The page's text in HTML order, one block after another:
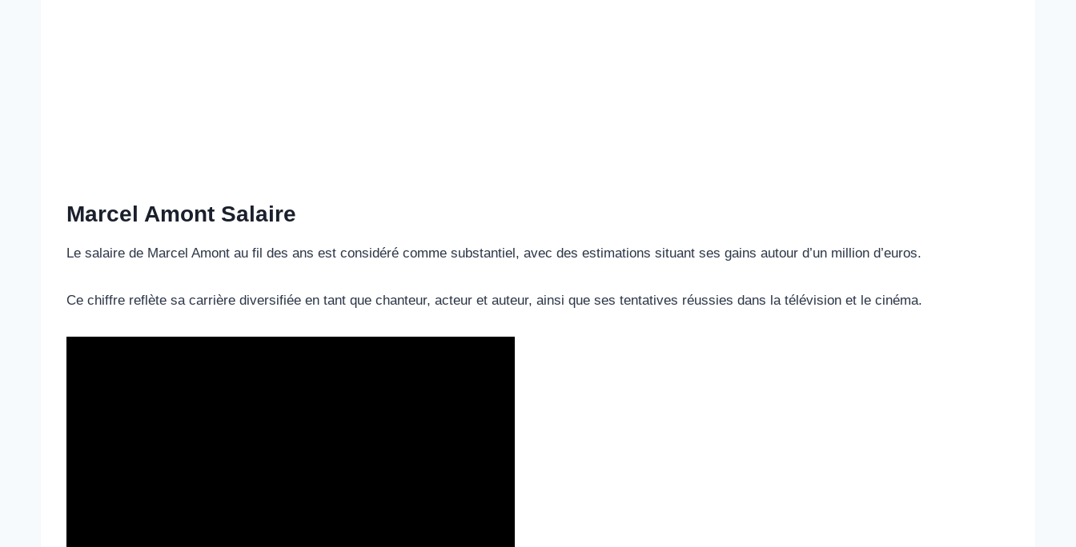
Marcel Amont Salaire
Le salaire de Marcel Amont au fil des ans est considéré comme substantiel, avec des estimations situant ses gains autour d’un million d’euros.
Ce chiffre reflète sa carrière diversifiée en tant que chanteur, acteur et auteur, ainsi que ses tentatives réussies dans la télévision et le cinéma.